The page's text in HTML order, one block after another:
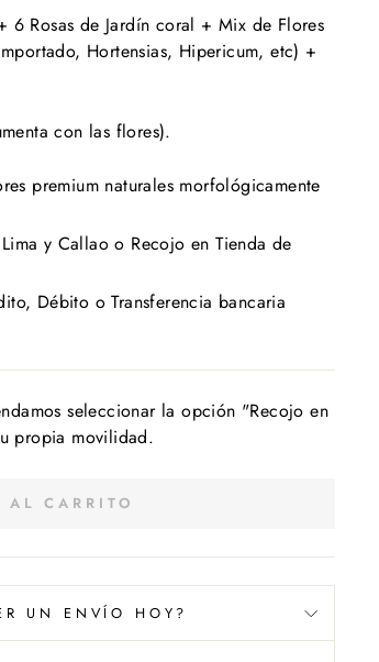
Rosas de Jardín coral + Mix de Flores
Hortensias, Hipericum, etc) +
con las flores).
premium naturales morfológicamente
y Callao o Recojo en Tienda de
Débito o Transferencia bancaria
seleccionar la opción "Recojo en
propia movilidad.
AL CARRITO
UN ENVÍO HOY?